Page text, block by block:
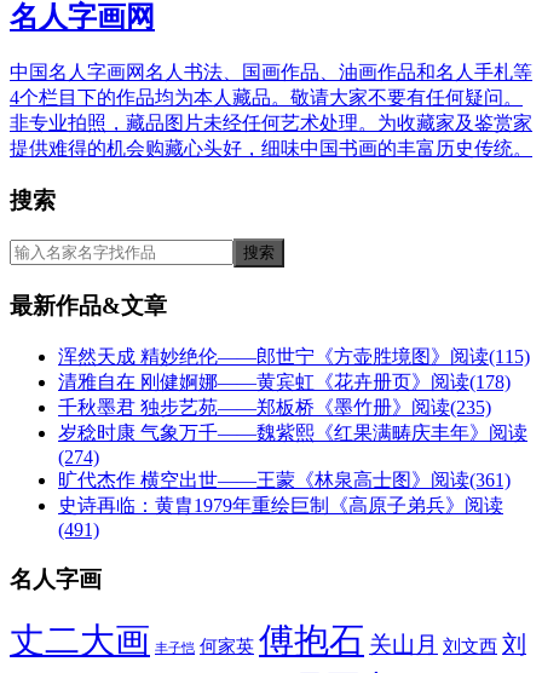
名人字画网
中国名人字画网名人书法、国画作品、油画作品和名人手札等
4个栏目下的作品均为本人藏品。敬请大家不要有任何疑问。
非专业拍照，藏品图片未经任何艺术处理。为收藏家及鉴赏家
提供难得的机会购藏心头好，细味中国书画的丰富历史传统。
搜索
最新作品&文章
浑然天成 精妙绝伦——郎世宁《方壶胜境图》 阅读(115)
清雅自在 刚健婀娜——黄宾虹《花卉册页》 阅读(178)
千秋墨君 独步艺苑——郑板桥《墨竹册》 阅读(235)
岁稔时康 气象万千——魏紫熙《红果满畴庆丰年》 阅读
(274)
旷代杰作 横空出世——王蒙《林泉高士图》 阅读(361)
史诗再临：黄胄1979年重绘巨制《高原子弟兵》 阅读
(491)
名人字画
丈二大画 丰子恺 何家英 傅抱石 关山月 刘文西 刘